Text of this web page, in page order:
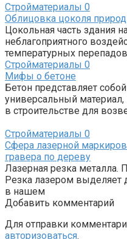
Стройматериалы 0
Облицовка цоколя
Цокольная часть здания
неблагоприятного
температурных
Стройматериалы 0
Мифы о бетоне
Бетон представляет
универсальный
в строительстве для
Стройматериалы 0
Сфера лазерной
гравера по дереву
Лазерная резка металла.
Резка лазером выделяет
в нашем
Добавить комментарий
Для отправки
авторизоваться.